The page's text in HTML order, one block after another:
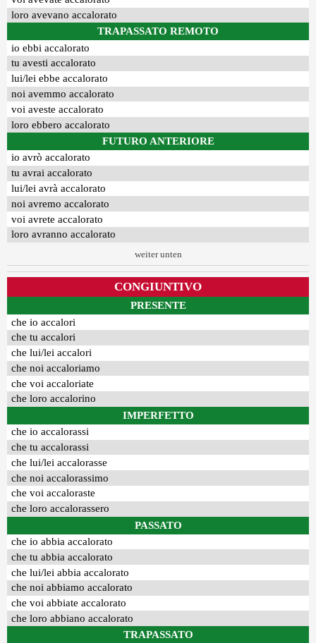
loro avevano accalorato
TRAPASSATO REMOTO
io ebbi accalorato
tu avesti accalorato
lui/lei ebbe accalorato
noi avemmo accalorato
voi aveste accalorato
loro ebbero accalorato
FUTURO ANTERIORE
io avrò accalorato
tu avrai accalorato
lui/lei avrà accalorato
noi avremo accalorato
voi avrete accalorato
loro avranno accalorato
weiter unten
CONGIUNTIVO
PRESENTE
che io accalori
che tu accalori
che lui/lei accalori
che noi accaloriamo
che voi accaloriate
che loro accalorino
IMPERFETTO
che io accalorassi
che tu accalorassi
che lui/lei accalorasse
che noi accalorassimo
che voi accaloraste
che loro accalorassero
PASSATO
che io abbia accalorato
che tu abbia accalorato
che lui/lei abbia accalorato
che noi abbiamo accalorato
che voi abbiate accalorato
che loro abbiano accalorato
TRAPASSATO